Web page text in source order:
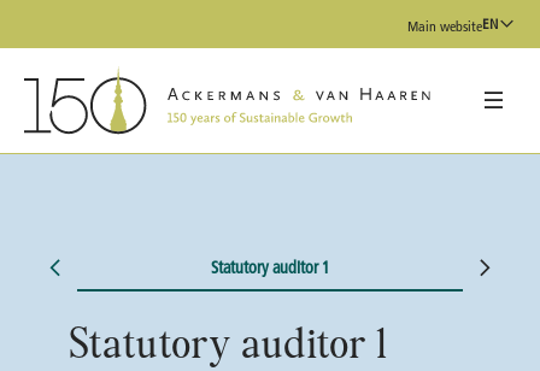
Main websiteEN
Statutory auditor 1
Statutory auditor 1